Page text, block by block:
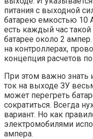
питания с выходной
батарею емкостью 10
есть каждый час
батарее около 2
на контроллерах,
концепция расчетов
При этом важно знать
ток на выходе ЗУ
может перегреть
сократиться. Всегда
вариант. Но как
электромобилями
ампера.